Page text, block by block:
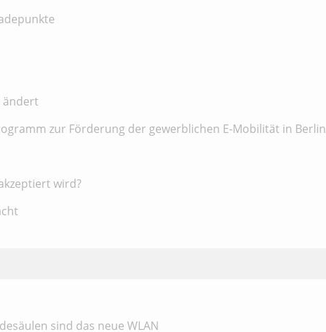
ändert
zur Förderung der gewerblichen E-Mobilität in Berlin
wird?
sind das neue WLAN